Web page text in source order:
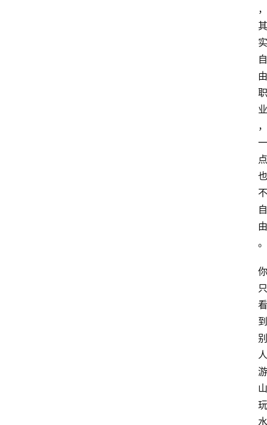
，
其
实
自
由
职
业
，
一
点
也
不
自
由
。
你
只
看
到
别
人
游
山
玩
水